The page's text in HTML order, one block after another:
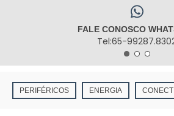
FALE CONOSCO
Tel:65-
PERIFÉRICOS ENERGIA